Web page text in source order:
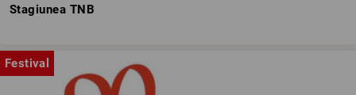
Stagiunea TNB
Festival